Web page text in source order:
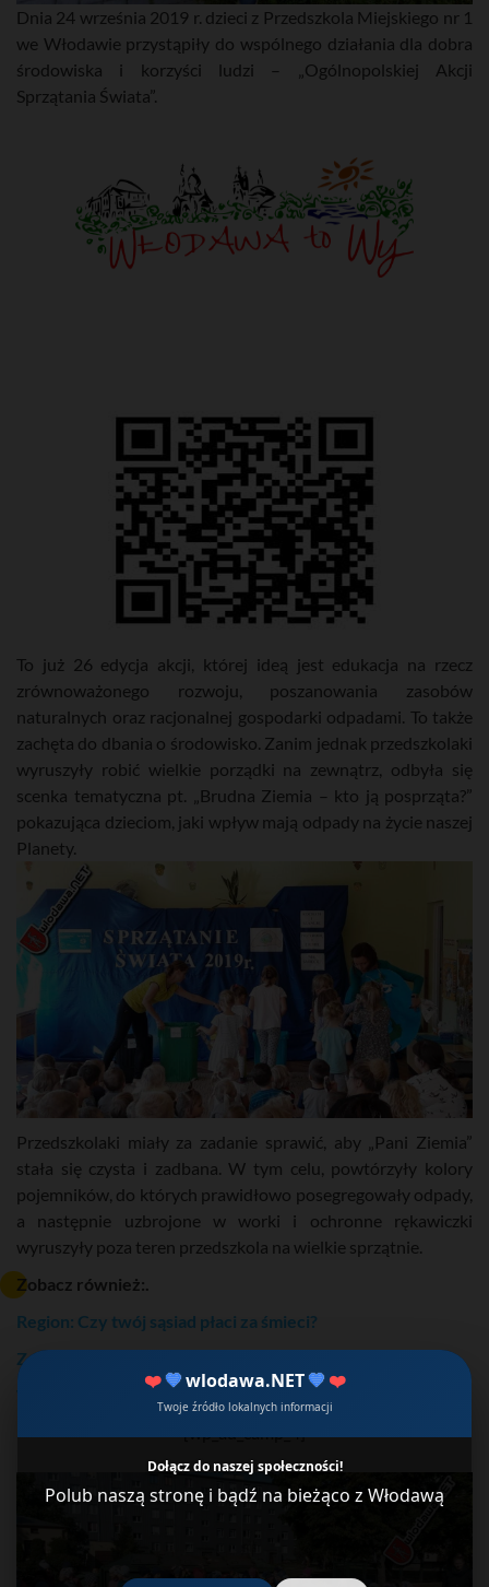
❤️ 💙wlodawa.NET 💙❤️
Twoje źródło lokalnych informacji
Dołącz do naszej społeczności!
Polub naszą stronę i bądź na bieżąco z Włodawą
Dnia 24 września 2019 r. dzieci z Przedszkola Miejskiego nr 1
we Włodawie przystąpiły do wspólnego działania dla dobra
środowiska i korzyści ludzi – „Ogólnopolskiej Akcji
Sprzątania Świata”.
To już 26 edycja akcji, której ideą jest edukacja na rzecz
zrównoważonego rozwoju, poszanowania zasobów
naturalnych oraz racjonalnej gospodarki odpadami. To także
zachęta do dbania o środowisko. Zanim jednak przedszkolaki
wyruszyły robić wielkie porządki na zewnątrz, odbyła się
scenka tematyczna pt. „Brudna Ziemia – kto ją posprząta?”
pokazująca dzieciom, jaki wpływ mają odpady na życie naszej
Planety.
Przedszkolaki miały za zadanie sprawić, aby „Pani Ziemia”
stała się czysta i zadbana. W tym celu, powtórzyły kolory
pojemników, do których prawidłowo posegregowały odpady,
a następnie uzbrojone w worki i ochronne rękawiczki
wyruszyły poza teren przedszkola na wielkie sprzątnie.
Zobacz również:.
Region: Czy twój sąsiad płaci za śmieci?
Zdrowie: Paląc śmieci trujesz własne dzieci
Włodawa: Śmieci u bram